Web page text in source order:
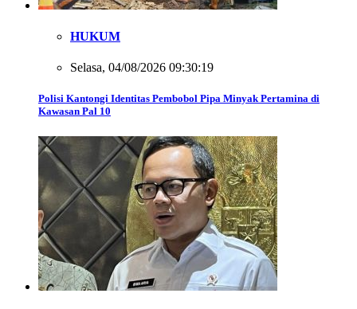
HUKUM
Selasa, 04/08/2026 09:30:19
Polisi Kantongi Identitas Pembobol Pipa Minyak Pertamina di
Kawasan Pal 10